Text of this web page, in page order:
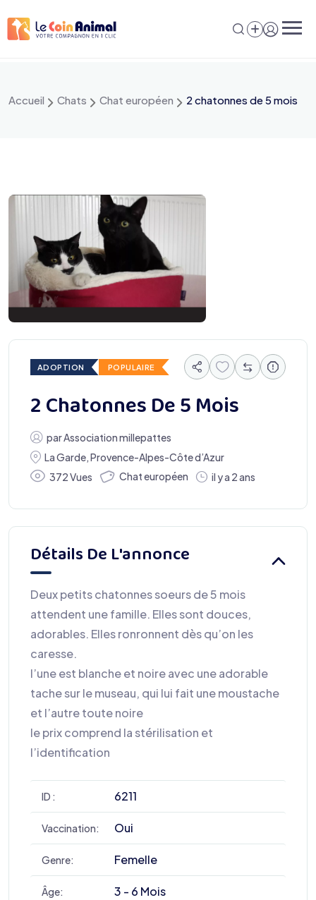
au
Accueil Chats Chat européen 2 chatonnes de 5 mois
ADOPTION POPULAIRE
2 Chatonnes De 5 Mois
parAssociation millepattes
La Garde,Provence-Alpes-Côte d’Azur
372 Vues
Chat européen il y a 2 ans
Détails De L'annonce
Deux petits chatonnes soeurs de 5 mois
attendent une famille. Elles sont douces,
adorables. Elles ronronnent dès qu’on les
caresse.
l’une est blanche et noire avec une adorable
tache sur le museau, qui lui fait une moustache
et l’autre toute noire
le prix comprend la stérilisation et
l’identification
ID : 6211
Vaccination: Oui
Genre: Femelle
Âge: 3 - 6 Mois